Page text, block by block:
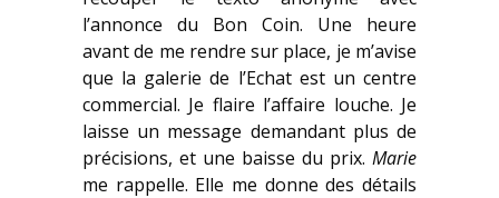
l’annonce du Bon Coin. Une heure
avant de me rendre sur place, je m’avise
que la galerie de l’Echat est un centre
commercial. Je flaire l’affaire louche. Je
laisse un message demandant plus de
précisions, et une baisse du prix. Marie
me rappelle. Elle me donne des détails